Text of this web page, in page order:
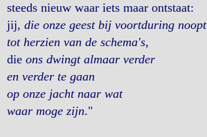
steeds nieuw waar iets maar ontstaat:
jij, die onze geest bij voortduring noopt
tot herzien van de schema's,
die ons dwingt almaar verder
en verder te gaan
op onze jacht naar wat
waar moge zijn."